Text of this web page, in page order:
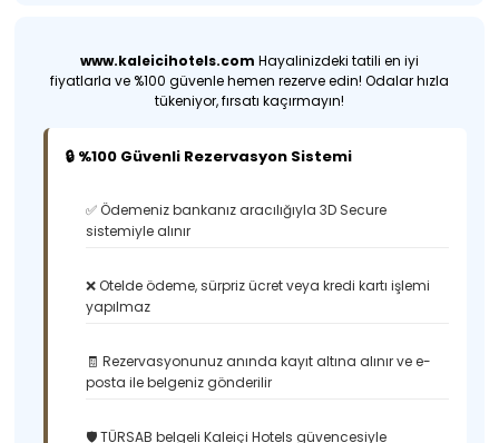
www.kaleicihotels.com Hayalinizdeki tatili en iyi
fiyatlarla ve %100 güvenle hemen rezerve edin! Odalar hızla
tükeniyor, fırsatı kaçırmayın!
🔒 %100 Güvenli Rezervasyon Sistemi
✅ Ödemeniz bankanız aracılığıyla 3D Secure
sistemiyle alınır
❌ Otelde ödeme, sürpriz ücret veya kredi kartı işlemi
yapılmaz
🧾 Rezervasyonunuz anında kayıt altına alınır ve e-
posta ile belgeniz gönderilir
🛡️ TÜRSAB belgeli Kaleiçi Hotels güvencesiyle